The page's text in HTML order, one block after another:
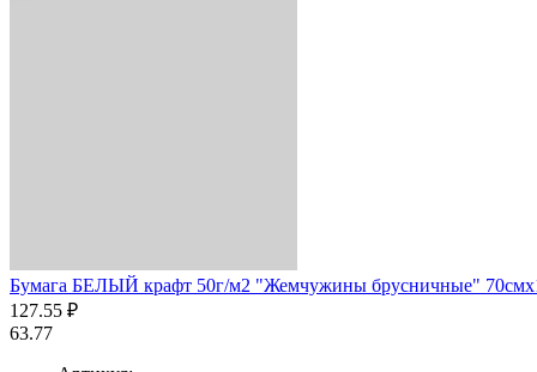
Бумага БЕЛЫЙ крафт 50г/м2 "Жемчужины брусничные"
127.55 ₽
63.77